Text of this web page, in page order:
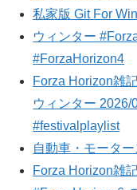
私家版 Git For
ウィンター
#ForzaHorizon4
Forza Horizon雑
ウィンター
#festivalplaylist
自動車・モータ
Forza Horizon雑